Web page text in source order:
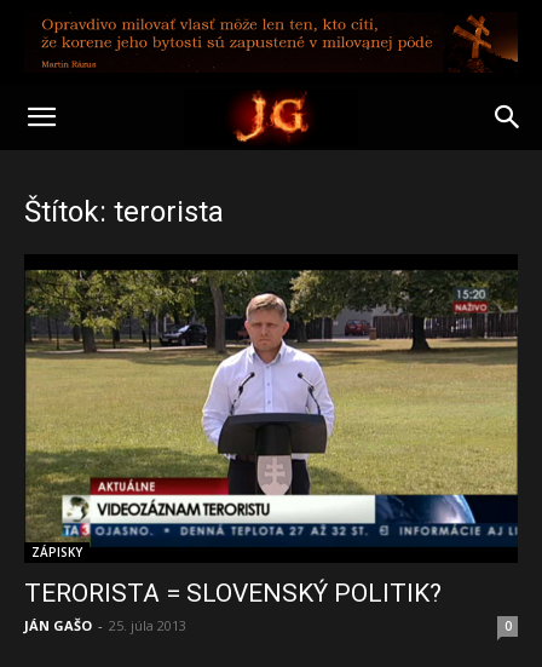
Štítok: terorista
ZÁPISKY
TERORISTA = SLOVENSKÝ POLITIK?
JÁN GAŠO - 25. júla 2013 0